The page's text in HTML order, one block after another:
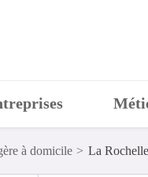
à domicile La